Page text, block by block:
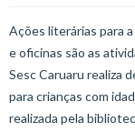
Ações literárias para
e oficinas são as
Sesc Caruaru realiza
para crianças com
realizada pela